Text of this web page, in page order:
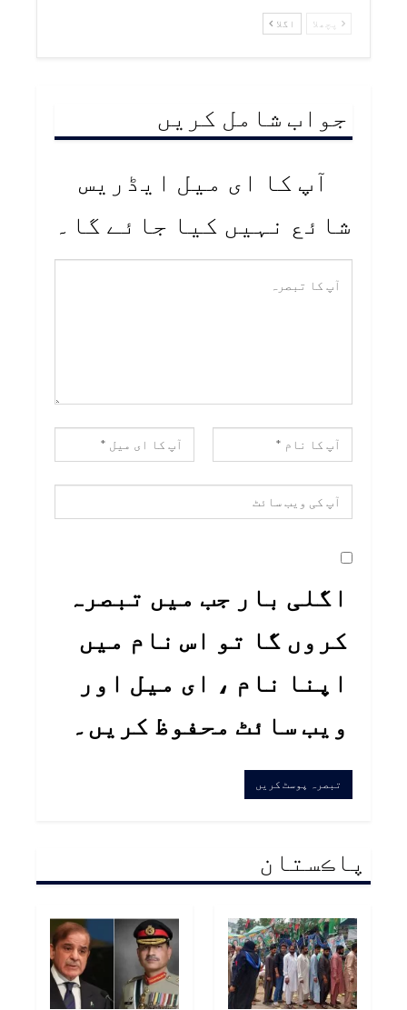
پچھلا اگلا
جواب شامل کریں
آپ کا ای میل ایڈریس
شائع نہیں کیا جائے گا۔
اگلی بار جب میں تبصرہ
کروں گا تو اس نام میں
اپنا نام ، ای میل اور
ویب سائٹ محفوظ کریں۔
پاڪستان